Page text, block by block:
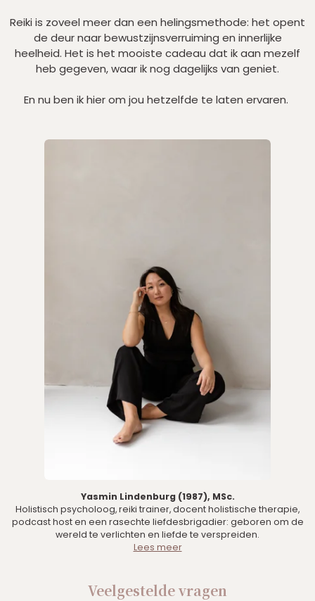
Reiki is zoveel meer dan een helingsmethode: het opent
de deur naar bewustzijnsverruiming en innerlijke
heelheid. Het is het mooiste cadeau dat ik aan mezelf
heb gegeven, waar ik nog dagelijks van geniet.
En nu ben ik hier om jou hetzelfde te laten ervaren.
Yasmin Lindenburg (1987), MSc.
Holistisch psycholoog, reiki trainer, docent holistische therapie,
podcast host en een rasechte liefdesbrigadier: geboren om de
wereld te verlichten en liefde te verspreiden.
Lees meer
Veelgestelde vragen